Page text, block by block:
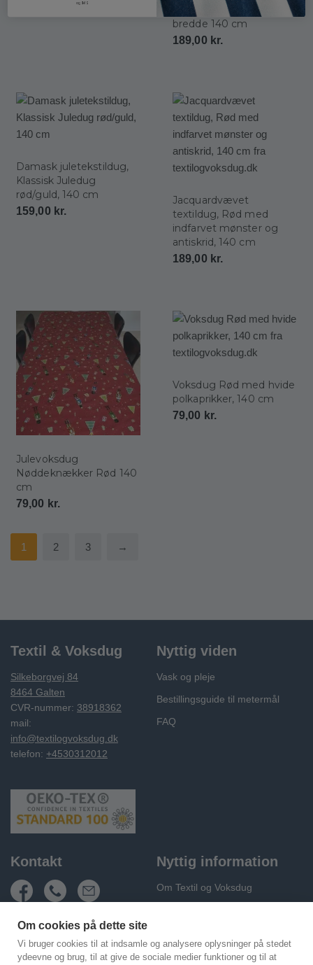
og sølv, med antiskrid,
bredde 140 cm
189,00 kr.
Damask juletekstildug,
Klassisk Juledug
rød/guld, 140 cm
159,00 kr.
Jacquardvævet
textildug, Rød med
indfarvet mønster og
antiskrid, 140 cm
189,00 kr.
Julevoksdug
Nøddeknækker Rød 140
cm
79,00 kr.
Voksdug Rød med hvide
polkaprikker, 140 cm
79,00 kr.
1 2 3 →
Textil & Voksdug
Silkeborgvej 84
8464 Galten
CVR-nummer: 38918362
mail:
info@textilogvoksdug.dk
telefon: +4530312012
Nyttig viden
Vask og pleje
Bestillingsguide til metermål
FAQ
Kontakt Nyttig information
Om Textil og Voksdug
Persondatapolitik
Om cookies på dette site
Vi bruger cookies til at indsamle og analysere oplysninger på stedet
ydeevne og brug, til at give de sociale medier funktioner og til at
og SMS.